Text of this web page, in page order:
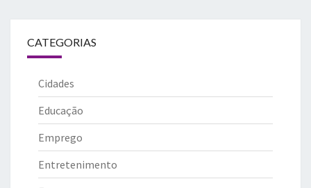
CATEGORIAS
Cidades
Educação
Emprego
Entretenimento